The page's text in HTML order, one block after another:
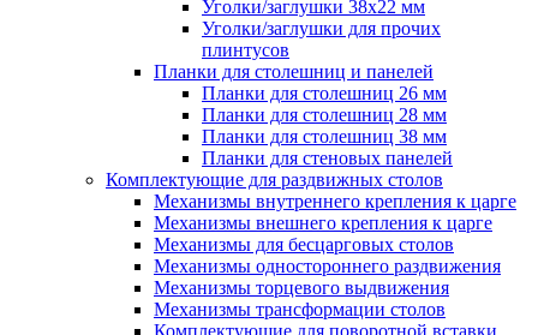
Уголки/заглушки 38х22 мм
Уголки/заглушки для прочих
плинтусов
Планки для столешниц и панелей
Планки для столешниц 26 мм
Планки для столешниц 28 мм
Планки для столешниц 38 мм
Планки для стеновых панелей
Комплектующие для раздвижных столов
Механизмы внутреннего крепления к царге
Механизмы внешнего крепления к царге
Механизмы для бесцарговых столов
Механизмы одностороннего раздвижения
Механизмы торцевого выдвижения
Механизмы трансформации столов
Комплектующие для поворотной вставки